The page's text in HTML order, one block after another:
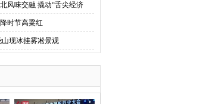
风味交融 撬动“舌尖经济
时节高粱红
现冰挂雾凇景观